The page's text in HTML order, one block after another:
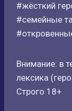
#жёсткий
#семейные
Внимание: в
лексика
Строго 18+